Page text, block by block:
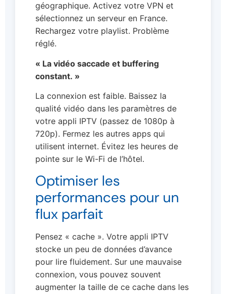
géographique. Activez votre VPN et
sélectionnez un serveur en France.
Rechargez votre playlist. Problème
réglé.
« La vidéo saccade et buffering
constant. »
La connexion est faible. Baissez la
qualité vidéo dans les paramètres de
votre appli IPTV (passez de 1080p à
720p). Fermez les autres apps qui
utilisent internet. Évitez les heures de
pointe sur le Wi-Fi de l’hôtel.
Optimiser les
performances pour un
flux parfait
Pensez « cache ». Votre appli IPTV
stocke un peu de données d’avance
pour lire fluidement. Sur une mauvaise
connexion, vous pouvez souvent
augmenter la taille de ce cache dans les